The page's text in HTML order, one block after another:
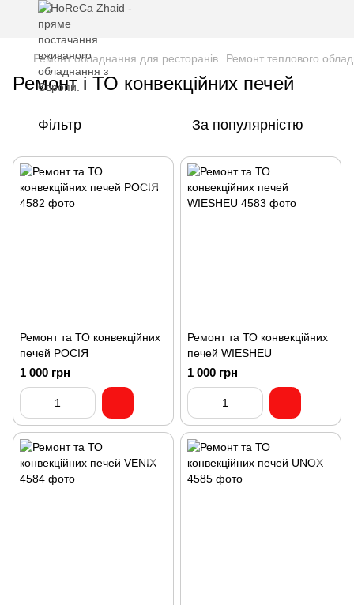
Ремонт обладнання для ресторанів Ремонт теплового
Ремонт і ТО конвекційних печей
Фільтр За популярністю
Ремонт та ТО конвекційних
печей РОСІЯ
1 000 грн
Ремонт та ТО конвекційних
печей WIESHEU
1 000 грн